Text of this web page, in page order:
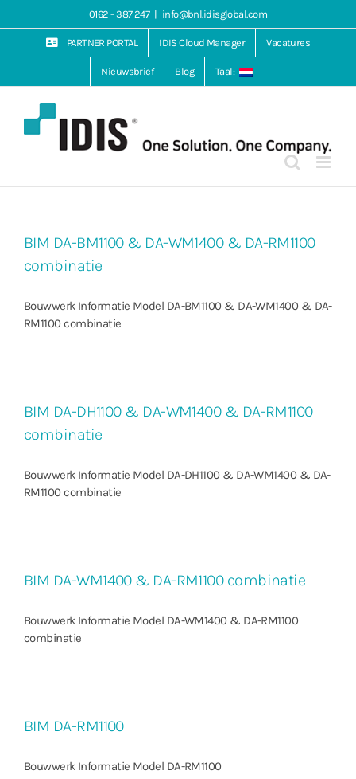
naar
0162 - 387 247 | info@bnl.idisglobal.com
PARTNER PORTAL IDIS Cloud Manager Vacatures
Nieuwsbrief Blog Taal:
BIM DA-BM1100 & DA-WM1400 & DA-RM1100
combinatie
Bouwwerk Informatie Model DA-BM1100 & DA-WM1400 & DA-
RM1100 combinatie
BIM DA-DH1100 & DA-WM1400 & DA-RM1100
combinatie
Bouwwerk Informatie Model DA-DH1100 & DA-WM1400 & DA-
RM1100 combinatie
BIM DA-WM1400 & DA-RM1100 combinatie
Bouwwerk Informatie Model DA-WM1400 & DA-RM1100
combinatie
BIM DA-RM1100
Bouwwerk Informatie Model DA-RM1100